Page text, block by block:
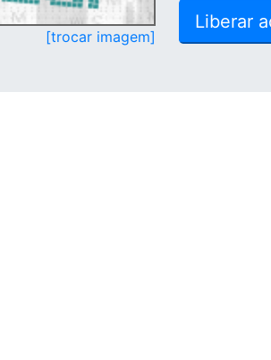
[trocar imagem]